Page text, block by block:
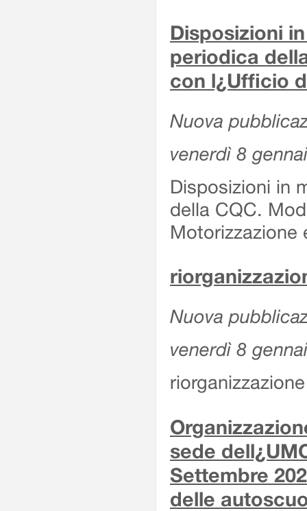
Disposizioni
periodica
con l¿Ufficio
Nuova
venerdì 8
Disposizioni in
della CQC.
Motorizzazione
Nuova
venerdì 8
sede
Settembre
delle